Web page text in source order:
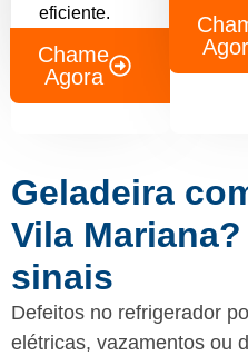
eficiente.
Chame
Agora
Geladeira
Vila
sinais
Defeitos no refrigerador
elétricas, vazamentos ou